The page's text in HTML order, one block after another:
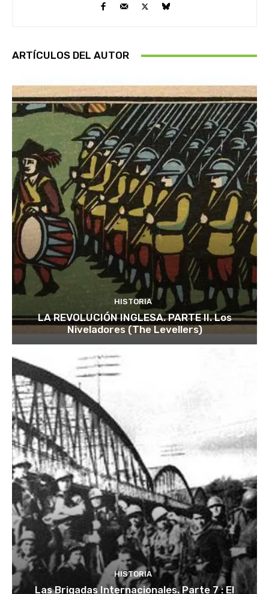
ARTÍCULOS DEL AUTOR
HISTORIA
LA REVOLUCIÓN INGLESA. PARTE II. Los
Niveladores (The Levellers)
HISTORIA
Las Brigadas Internacionales. Parte 7 : El